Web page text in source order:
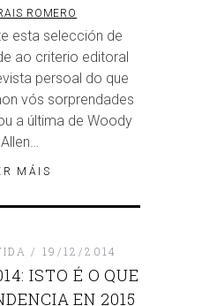
ROMERO
esta selección de
ao criterio editoral
persoal do que
vós sorprendades
a última de Woody
Allen…
MÁIS
19/12/2014
ISTO É O QUE
EN 2015